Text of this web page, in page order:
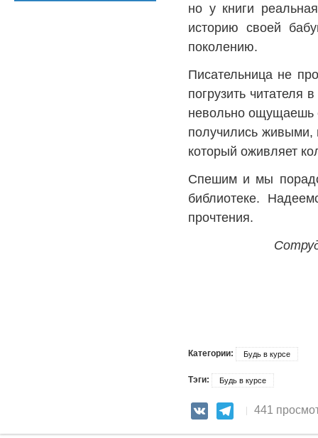
но у книги
историю своей
поколению.
Писательница не
погрузить читателя
невольно ощущаешь
получились
который оживляет
Спешим и мы
библиотеке.
прочтения.
Категории: Будь в курсе
Тэги: Будь в курсе
VK Telegram
441